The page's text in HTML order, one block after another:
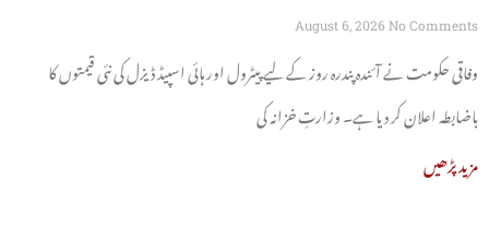
August 6, 2026 No Comments
وفاقی حکومت نے آئندہ پندرہ روز کے لیے پیٹرول اور ہائی اسپیڈ ڈیزل کی نئی قیمتوں کا
باضابطہ اعلان کر دیا ہے۔ وزارتِ خزانہ کی
مزید پڑھیں